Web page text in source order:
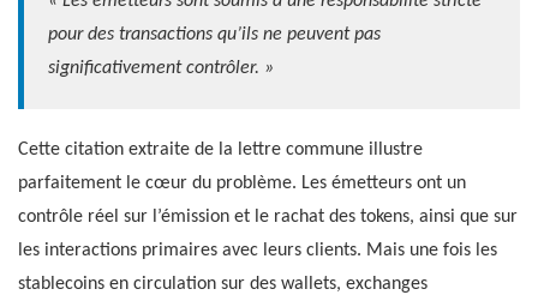
pour des transactions qu’ils ne peuvent pas
significativement contrôler. »
Cette citation extraite de la lettre commune illustre
parfaitement le cœur du problème. Les émetteurs ont un
contrôle réel sur l’émission et le rachat des tokens, ainsi que sur
les interactions primaires avec leurs clients. Mais une fois les
stablecoins en circulation sur des wallets, exchanges